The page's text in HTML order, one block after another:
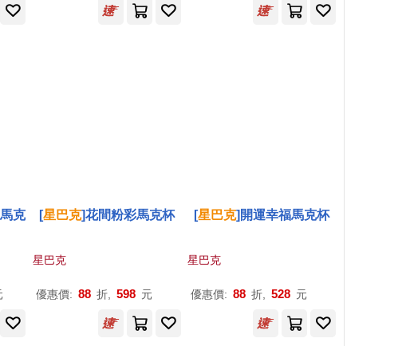
克
[星巴克]花間粉彩馬克杯
星巴克
優惠價: 88 折, 598 元
[星巴克]開運幸福馬克杯
星巴克
優惠價: 88 折, 528 元